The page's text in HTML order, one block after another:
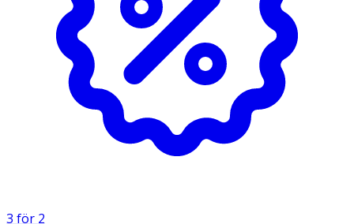
Användning
Använd spegeln för att granska munhålan vid behov.
Kan användas i samband med tandborstning eller annan
3 för 2